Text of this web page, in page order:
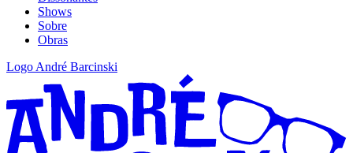
Shows
Sobre
Obras
Logo André Barcinski